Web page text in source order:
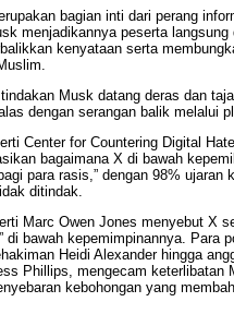
bagian inti dari perang
menjadikannya peserta
kenyataan serta
Musk datang deras dan
dengan serangan balik melalui
Center for Countering Digital
bagaimana X di bawah
para rasis,” dengan 98% ujaran
ditindak.
Marc Owen Jones menyebut X
di bawah kepemimpinannya. Para
Heidi Alexander hingga
Phillips, mengecam keterlibatan
kebohongan yang